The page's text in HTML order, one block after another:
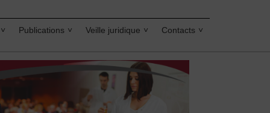
Publications Veille juridique Contacts